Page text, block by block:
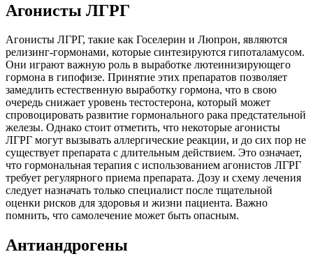
Агонисты ЛГРГ
Агонисты ЛГРГ, такие как Госелерин и Люпрон, являются
релизинг-гормонами, которые синтезируются гипоталамусом.
Они играют важную роль в выработке лютеинизирующего
гормона в гипофизе. Принятие этих препаратов позволяет
замедлить естественную выработку гормона, что в свою
очередь снижает уровень тестостерона, который может
спровоцировать развитие гормонального рака предстательной
железы. Однако стоит отметить, что некоторые агонисты
ЛГРГ могут вызывать аллергические реакции, и до сих пор не
существует препарата с длительным действием. Это означает,
что гормональная терапия с использованием агонистов ЛГРГ
требует регулярного приема препарата. Дозу и схему лечения
следует назначать только специалист после тщательной
оценки рисков для здоровья и жизни пациента. Важно
помнить, что самолечение может быть опасным.
Антиандрогены